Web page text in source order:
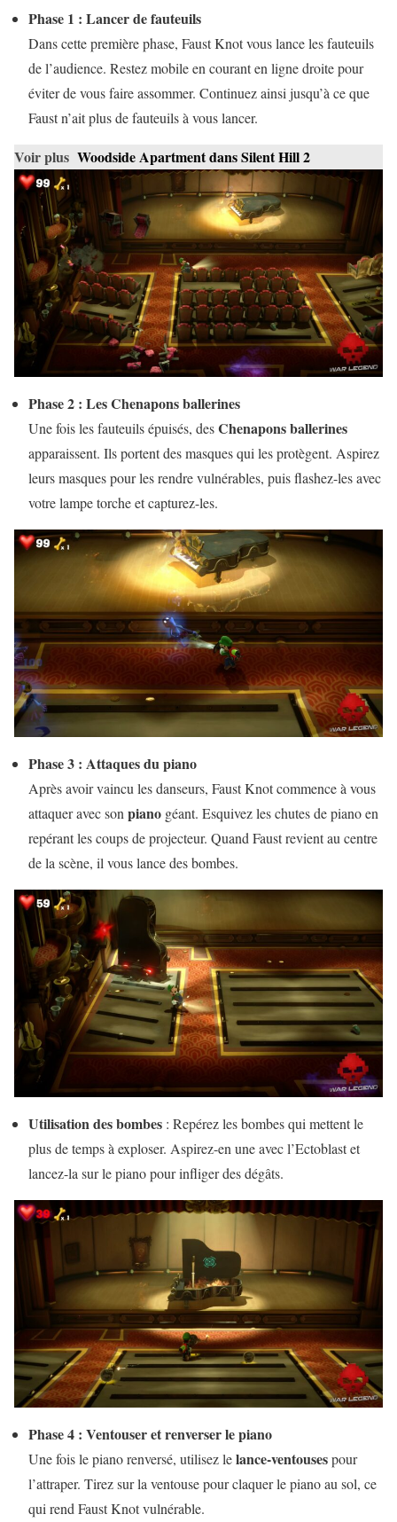
Phase 1 : Lancer de fauteuils
Dans cette première phase, Faust Knot vous lance les fauteuils
de l’audience. Restez mobile en courant en ligne droite pour
éviter de vous faire assommer. Continuez ainsi jusqu’à ce que
Faust n’ait plus de fauteuils à vous lancer.
Voir plus Woodside Apartment dans Silent Hill 2
Phase 2 : Les Chenapons ballerines
Une fois les fauteuils épuisés, desChenapons ballerines
apparaissent. Ils portent des masques qui les protègent. Aspirez
leurs masques pour les rendre vulnérables, puis flashez-les avec
votre lampe torche et capturez-les.
Phase 3 : Attaques du piano
Après avoir vaincu les danseurs, Faust Knot commence à vous
attaquer avec son piano géant. Esquivez les chutes de piano en
repérant les coups de projecteur. Quand Faust revient au centre
de la scène, il vous lance des bombes.
Utilisation des bombes : Repérez les bombes qui mettent le
plus de temps à exploser. Aspirez-en une avec l’Ectoblast et
lancez-la sur le piano pour infliger des dégâts.
Phase 4 : Ventouser et renverser le piano
Une fois le piano renversé, utilisez lelance-ventousespour
l’attraper. Tirez sur la ventouse pour claquer le piano au sol, ce
qui rend Faust Knot vulnérable.